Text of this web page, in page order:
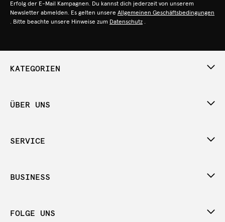
Erfolg der E-Mail Kampagnen. Du kannst dich jederzeit von unserem
Newsletter abmelden. Es gelten unsere Allgemeinen Geschäftsbedingungen
. Bitte beachte unsere Hinweise zum Datenschutz .
KATEGORIEN
ÜBER UNS
SERVICE
BUSINESS
FOLGE UNS